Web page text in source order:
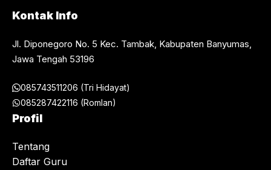
Kontak Info
Jl. Diponegoro No. 5 Kec. Tambak, Kabupaten Banyumas,
Jawa Tengah 53196
085743511206 (Tri Hidayat)
085287422116 (Romlan)
Profil
Tentang
Daftar Guru